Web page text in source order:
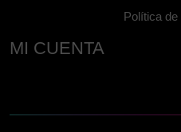
Política
MI CUENTA